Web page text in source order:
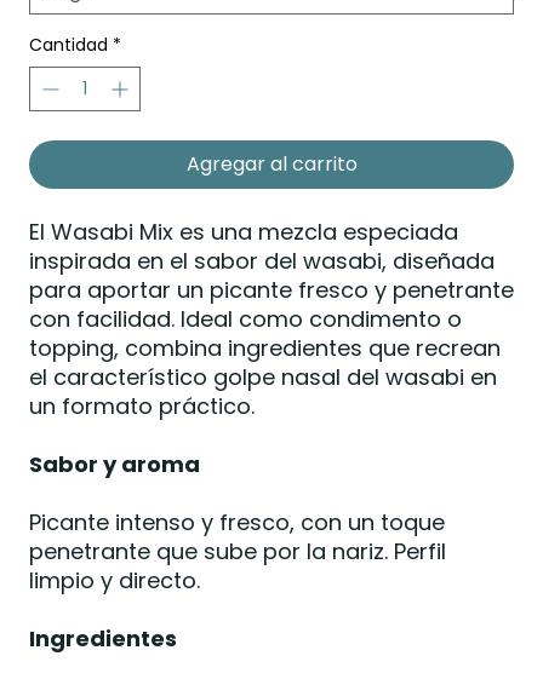
Cantidad *
Agregar al carrito
El Wasabi Mix es una mezcla especiada
inspirada en el sabor del wasabi, diseñada
para aportar un picante fresco y penetrante
con facilidad. Ideal como condimento o
topping, combina ingredientes que recrean
el característico golpe nasal del wasabi en
un formato práctico.
Sabor y aroma
Picante intenso y fresco, con un toque
penetrante que sube por la nariz. Perfil
limpio y directo.
Ingredientes